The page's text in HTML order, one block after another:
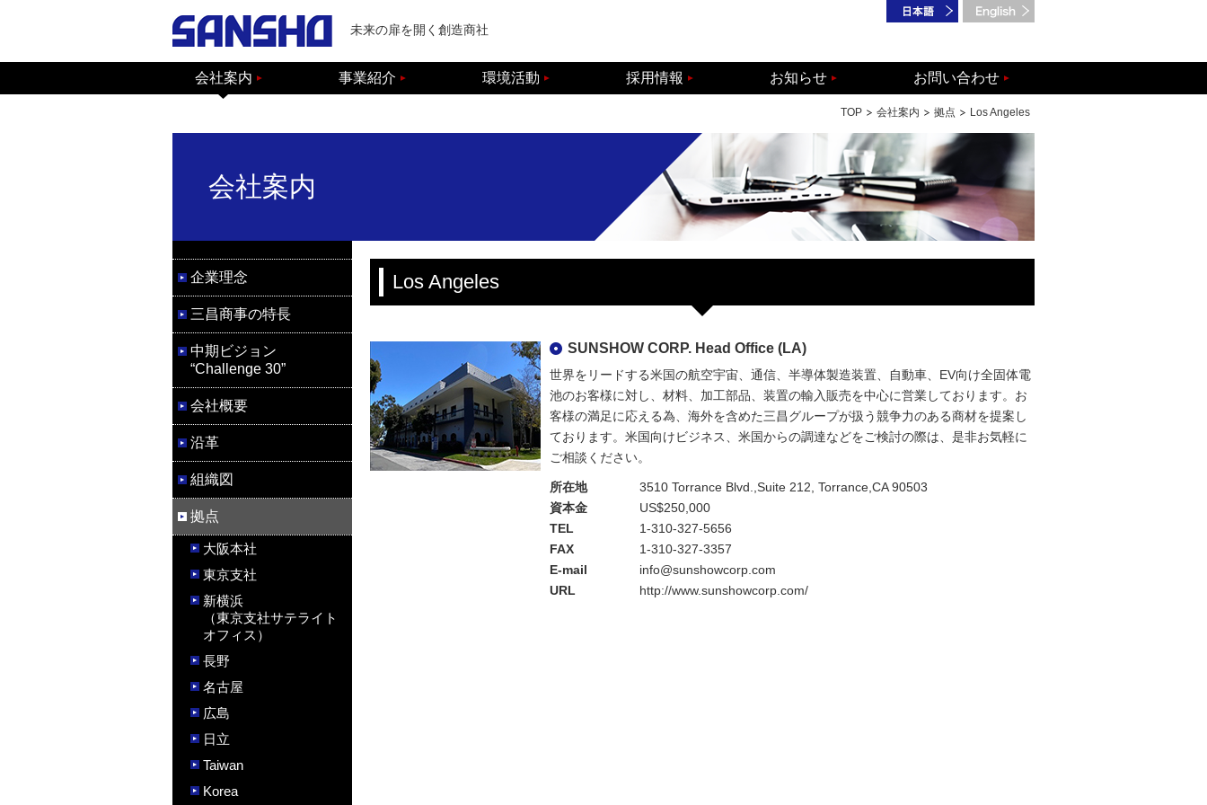
未来の扉を開く創造商社
会社案内 事業紹介 環境活動 採用情報 お知らせ お問い合わせ
TOP 会社案内 拠点 Los Angeles
会社案内
Los Angeles
SUNSHOW CORP. Head Office (LA)
世界をリードする米国の航空宇宙、通信、半導体製造装置、自動車、EV向け全固体電
池のお客様に対し、材料、加工部品、装置の輸入販売を中心に営業しております。お
客様の満足に応える為、海外を含めた三昌グループが扱う競争力のある商材を提案し
ております。米国向けビジネス、米国からの調達などをご検討の際は、是非お気軽に
ご相談ください。
所在地
3510 Torrance Blvd.,Suite 212, Torrance,CA 90503
資本金
US$250,000
TEL
1-310-327-5656
FAX
1-310-327-3357
E-mail
info@sunshowcorp.com
URL
http://www.sunshowcorp.com/
企業理念
三昌商事の特長
中期ビジョン
“Challenge 30”
会社概要
沿革
組織図
拠点
大阪本社
東京支社
新横浜
（東京支社サテライト
オフィス）
長野
名古屋
広島
日立
Taiwan
Korea